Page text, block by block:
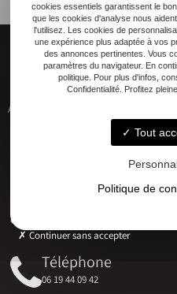
Accueil
Téléphone
06 19 44 09 42
cookies essentiels garantissent le
que les cookies d'analyse nous
l'utilisez. Les cookies de
une expérience plus adaptée à vos
des annonces pertinentes. Vous
paramètres du navigateur. En
politique. Pour plus d'infos,
Confidentialité. Profitez
Tout
Politique de
Continuer sans accepter